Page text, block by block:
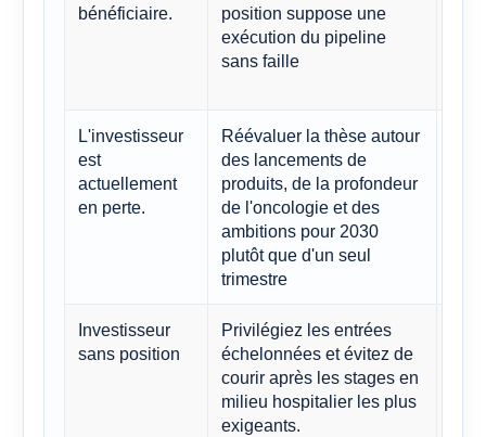
bénéficiaire.
position suppose une
exécution du pipeline
sans faille
L'investisseur
est
actuellement
en perte.
Réévaluer la thèse autour
des lancements de
produits, de la profondeur
de l'oncologie et des
ambitions pour 2030
plutôt que d'un seul
trimestre
Investisseur
sans position
Privilégiez les entrées
échelonnées et évitez de
courir après les stages en
milieu hospitalier les plus
exigeants.